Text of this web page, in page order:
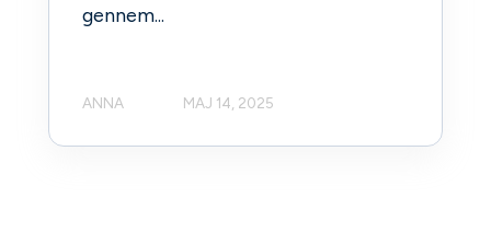
gennem...
ANNA MAJ 14, 2025